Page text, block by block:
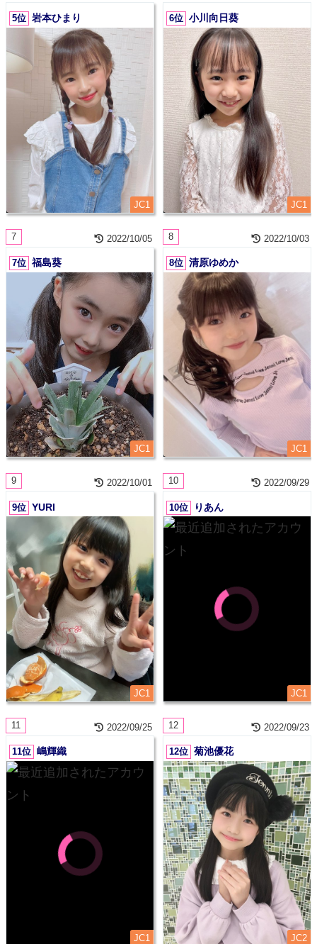
5位 岩本ひまり
JC1
6位 小川向日葵
JC1
7 2022/10/05
7位 福島葵
JC1
8 2022/10/03
8位 清原ゆめか
JC1
9 2022/10/01
9位 YURI
JC1
10 2022/09/29
10位 りあん
JC1
11 2022/09/25
11位 嶋輝織
JC1
12 2022/09/23
12位 菊池優花
JC2